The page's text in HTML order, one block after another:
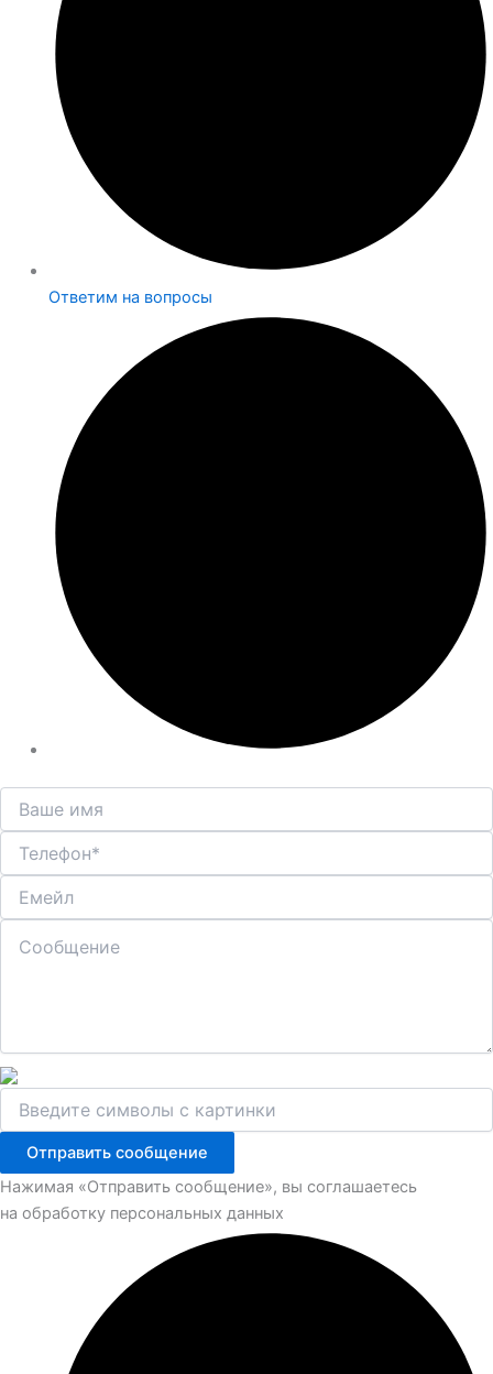
Ответим на вопросы
Отправить сообщение
Нажимая «Отправить сообщение», вы соглашаетесь
на обработку персональных данных